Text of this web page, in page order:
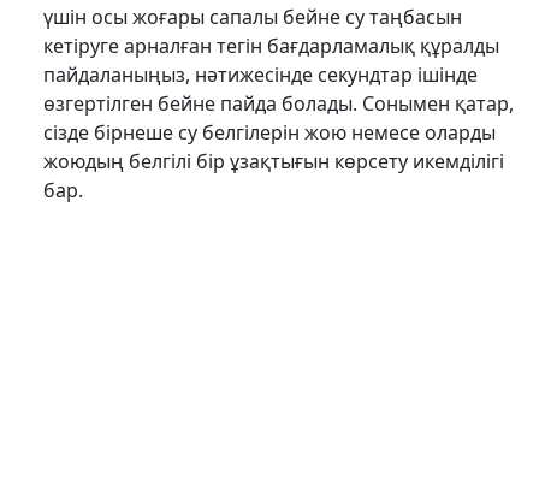
үшін осы жоғары сапалы бейне су таңбасын
кетіруге арналған тегін бағдарламалық құралды
пайдаланыңыз, нәтижесінде секундтар ішінде
өзгертілген бейне пайда болады. Сонымен қатар,
сізде бірнеше су белгілерін жою немесе оларды
жоюдың белгілі бір ұзақтығын көрсету икемділігі
бар.